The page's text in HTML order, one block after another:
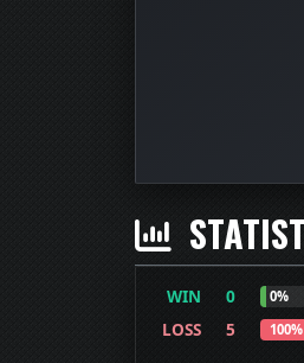
WIN 0 0%
LOSS 5 100%